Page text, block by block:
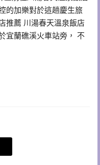
的加樂對於這趟慶生旅
推薦 川湯春天溫泉飯店
宜蘭礁溪火車站旁， 不